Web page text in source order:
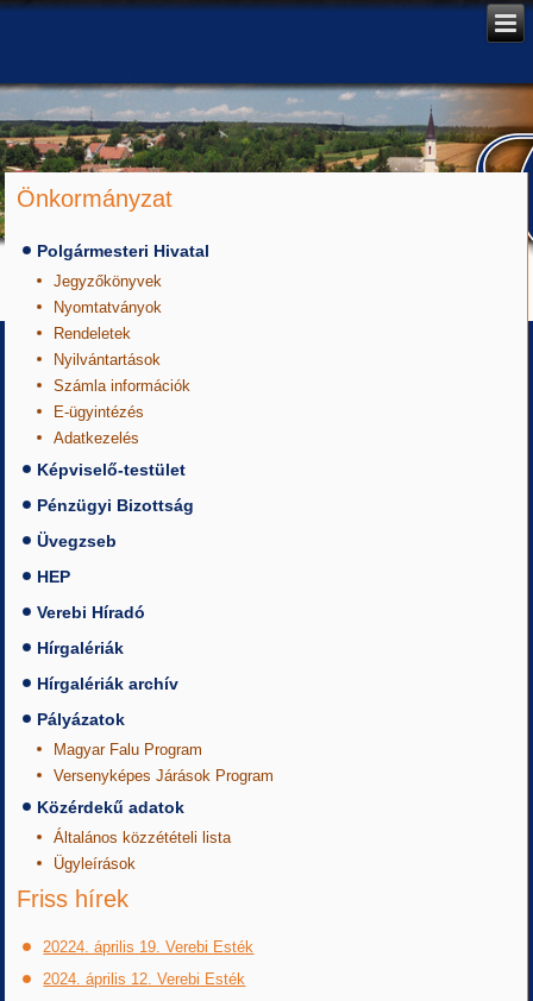
Önkormányzat
Polgármesteri Hivatal
Jegyzőkönyvek
Nyomtatványok
Rendeletek
Nyilvántartások
Számla információk
E-ügyintézés
Adatkezelés
Képviselő-testület
Pénzügyi Bizottság
Üvegzseb
HEP
Verebi Híradó
Hírgalériák
Hírgalériák archív
Pályázatok
Magyar Falu Program
Versenyképes Járások Program
Közérdekű adatok
Általános közzétételi lista
Ügyleírások
Friss hírek
20224. április 19. Verebi Esték
2024. április 12. Verebi Esték